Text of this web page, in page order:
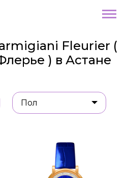
Fleurier (
) в Астане
Пол